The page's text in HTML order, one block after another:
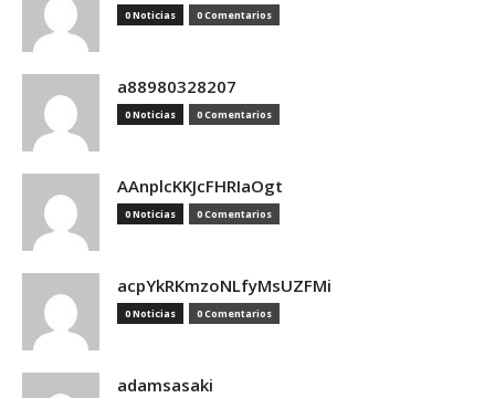
0 Noticias 0 Comentarios
a88980328207
0 Noticias 0 Comentarios
AAnplcKKJcFHRIaOgt
0 Noticias 0 Comentarios
acpYkRKmzoNLfyMsUZFMi
0 Noticias 0 Comentarios
adamsasaki